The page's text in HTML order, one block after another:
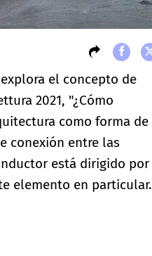
el concepto de
2021, "¿Cómo
como forma de
conexión entre las
está dirigido por
elemento en particular.